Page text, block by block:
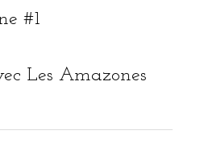
#1
Les Amazones